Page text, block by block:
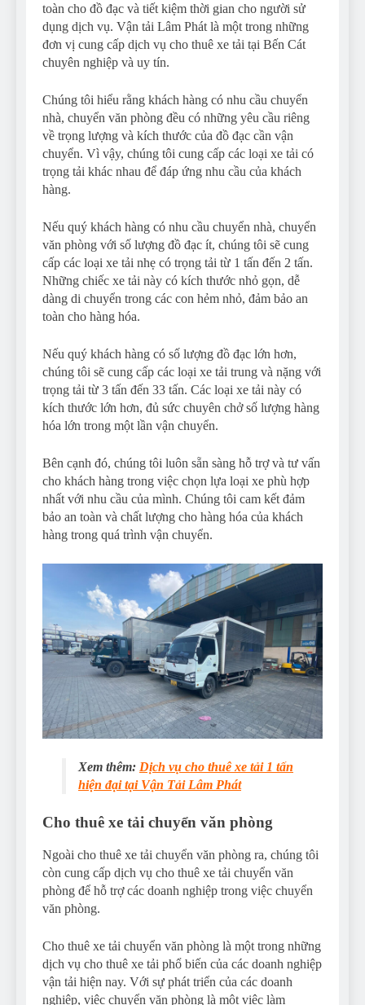
toàn cho đồ đạc và tiết kiệm thời gian cho người sử
dụng dịch vụ. Vận tải Lâm Phát là một trong những
đơn vị cung cấp dịch vụ cho thuê xe tải tại Bến Cát
chuyên nghiệp và uy tín.
Chúng tôi hiểu rằng khách hàng có nhu cầu chuyển
nhà, chuyển văn phòng đều có những yêu cầu riêng
về trọng lượng và kích thước của đồ đạc cần vận
chuyển. Vì vậy, chúng tôi cung cấp các loại xe tải có
trọng tải khác nhau để đáp ứng nhu cầu của khách
hàng.
Nếu quý khách hàng có nhu cầu chuyển nhà, chuyển
văn phòng với số lượng đồ đạc ít, chúng tôi sẽ cung
cấp các loại xe tải nhẹ có trọng tải từ 1 tấn đến 2 tấn.
Những chiếc xe tải này có kích thước nhỏ gọn, dễ
dàng di chuyển trong các con hẻm nhỏ, đảm bảo an
toàn cho hàng hóa.
Nếu quý khách hàng có số lượng đồ đạc lớn hơn,
chúng tôi sẽ cung cấp các loại xe tải trung và nặng với
trọng tải từ 3 tấn đến 33 tấn. Các loại xe tải này có
kích thước lớn hơn, đủ sức chuyên chở số lượng hàng
hóa lớn trong một lần vận chuyển.
Bên cạnh đó, chúng tôi luôn sẵn sàng hỗ trợ và tư vấn
cho khách hàng trong việc chọn lựa loại xe phù hợp
nhất với nhu cầu của mình. Chúng tôi cam kết đảm
bảo an toàn và chất lượng cho hàng hóa của khách
hàng trong quá trình vận chuyển.
Xem thêm: Dịch vụ cho thuê xe tải 1 tấn
hiện đại tại Vận Tải Lâm Phát
Cho thuê xe tải chuyển văn phòng
Ngoài cho thuê xe tải chuyển văn phòng ra, chúng tôi
còn cung cấp dịch vụ cho thuê xe tải chuyển văn
phòng để hỗ trợ các doanh nghiệp trong việc chuyển
văn phòng.
Cho thuê xe tải chuyển văn phòng là một trong những
dịch vụ cho thuê xe tải phổ biến của các doanh nghiệp
vận tải hiện nay. Với sự phát triển của các doanh
nghiệp, việc chuyển văn phòng là một việc làm